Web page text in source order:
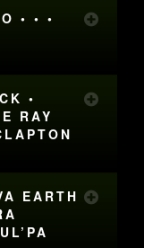
• • •
•
RAY
EARTH